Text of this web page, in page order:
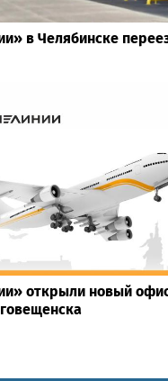
в Челябинске
открыли новый